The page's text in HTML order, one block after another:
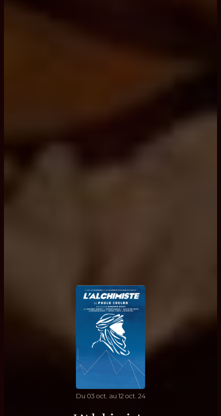
Du 03 oct. au 12 oct. 24